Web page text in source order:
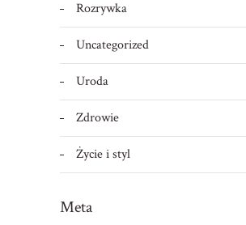
Rozrywka
Uncategorized
Uroda
Zdrowie
Życie i styl
Meta